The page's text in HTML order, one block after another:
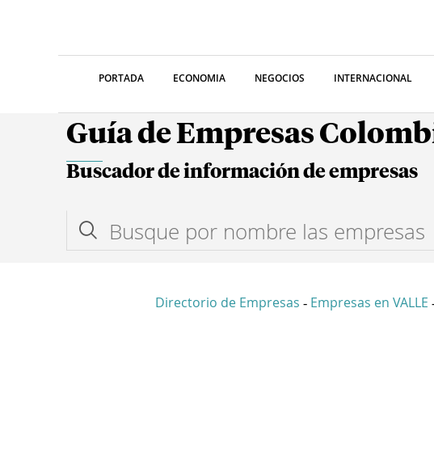
PORTADA ECONOMIA NEGOCIOS INTERNACIONAL
Guía de Empresas
Buscador de información de empresas
Directorio de Empresas - Empresas en VALLE